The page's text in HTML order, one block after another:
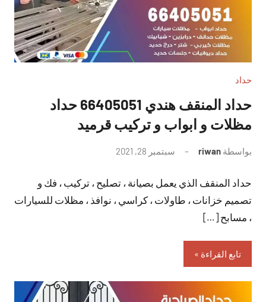
حداد
حداد المنقف هندي 66405051 حداد
مظلات و ابواب و تركيب قرميد
بواسطة riwan سبتمبر 28, 2021
تعليقات
حداد المنقف الذي يعمل بصيانة ، تصليح ، تركيب ، فك و
تصميم خزانات ، طاولات ، كراسي ، نوافذ ، مظلات للسيارات
، مسابح […]
تابع القراءة